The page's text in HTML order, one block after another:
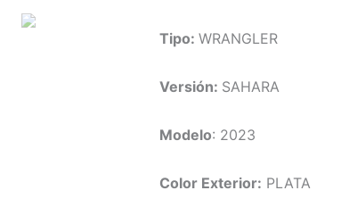
Tipo: WRANGLER
Versión: SAHARA
Modelo: 2023
Color Exterior: PLATA